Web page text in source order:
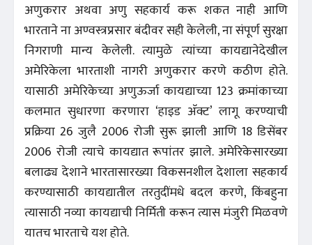
अणुकरार अथवा अणु सहकार्य करू शकत नाही आणि
भारताने ना अण्वस्त्रप्रसार बंदीवर सही केलेली, ना संपूर्ण सुरक्षा
निगराणी मान्य केलेली. त्यामुळे त्यांच्या कायद्यानेदेखील
अमेरिकेला भारताशी नागरी अणुकरार करणे कठीण होते.
यासाठी अमेरिकेच्या अणुऊर्जा कायद्याच्या 123 क्रमांकाच्या
कलमात सुधारणा करणारा ‘हाइड अ‍ॅक्ट’ लागू करण्याची
प्रक्रिया 26 जुलै 2006 रोजी सुरू झाली आणि 18 डिसेंबर
2006 रोजी त्याचे कायद्यात रूपांतर झाले. अमेरिकेसारख्या
बलाढ्य देशाने भारतासारख्या विकसनशील देशाला सहकार्य
करण्यासाठी कायद्यातील तरतुदींमधे बदल करणे, किंबहुना
त्यासाठी नव्या कायद्याची निर्मिती करून त्यास मंजुरी मिळवणे
यातच भारताचे यश होते.